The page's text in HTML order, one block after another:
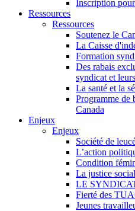
Inscription
Ressources
Ressources
Soutenez le
La Caisse
Formation
Des rabais
syndicat et
La santé et la
Programme de
Canada
Enjeux
Enjeux
Société de
L’action
Condition
La justice
LE
Fierté des
Jeunes